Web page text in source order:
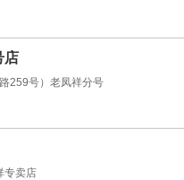
店
259号）老凤祥分号
专卖店